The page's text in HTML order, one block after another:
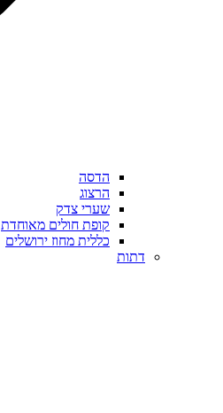
הדסה
הרצוג
שערי צדק
קופת חולים מאוחדת
כללית מחוז ירושלים
דתות